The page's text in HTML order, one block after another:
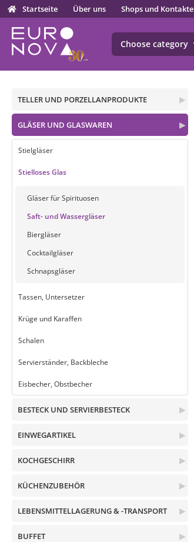
Startseite Über uns Shops und Kontakte
Choose category
▶
TELLER UND PORZELLANPRODUKTE
▶
GLÄSER UND GLASWAREN
Stielgläser
Stielloses Glas
Gläser für Spirituosen
Saft- und Wassergläser
Biergläser
Cocktailgläser
Schnapsgläser
Tassen, Untersetzer
Krüge und Karaffen
Schalen
Servierständer, Backbleche
Eisbecher, Obstbecher
▶
BESTECK UND SERVIERBESTECK
▶
EINWEGARTIKEL
▶
KOCHGESCHIRR
▶
KÜCHENZUBEHÖR
▶
LEBENSMITTELLAGERUNG & -TRANSPORT
▶
BUFFET